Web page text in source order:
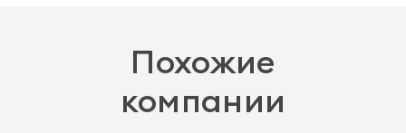
Похожие
компании